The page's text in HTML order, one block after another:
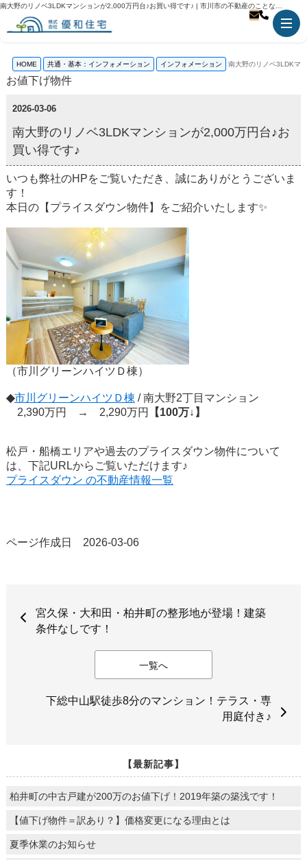
HOME 共通・基本：インフォメーション インフォメーション 南大野のリノベ3LDKマ
お値下げ物件
2026-03-06
南大野のリノベ3LDKマンションが2,000万円台♪お
買い得です♪
いつも弊社のHPをご覧いただき、誠にありがとうございま
す！
本日の【プライスダウン物件】をご紹介いたします✨
（市川グリーンハイツＤ棟）
◆市川グリーンハイツＤ棟 / 南大野2丁目マンション
2,390万円 → 2,290万円
【100万↓】
松戸・船橋エリアや過去のプライスダウン物件について
は、下記URLからご覧いただけます♪
プライスダウン の不動産情報一覧
ページ作成日 2026-03-06
宮久保・大和田・柏井町の整形地が登場！建築
条件なしです！
一覧へ
下総中山駅徒歩8分のマンション！テラス・専
用庭付き♪
【最新記事】
柏井町の中古戸建が200万のお値下げ！2019年築の築浅です！
【値下げ物件＝訳あり？】価格変更になる理由とは
夏季休業のお知らせ